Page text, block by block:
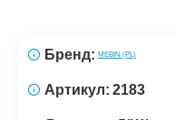
Бренд: MEBIN (PL)
Артикул: 2183